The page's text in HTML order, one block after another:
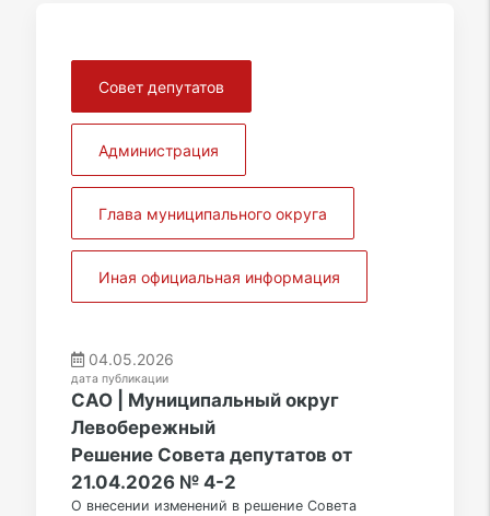
Совет депутатов
Администрация
Глава муниципального округа
Иная официальная информация
04.05.2026
дата публикации
САО | Муниципальный округ
Левобережный
Решение Совета депутатов от
21.04.2026 № 4-2
О внесении изменений в решение Совета